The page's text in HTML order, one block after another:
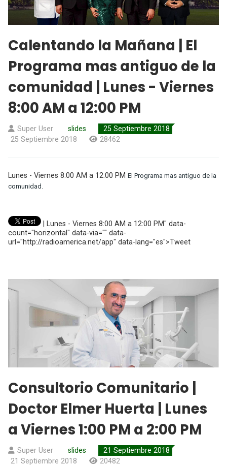
Calentando la Mañana | El
Programa mas antiguo de la
comunidad | Lunes - Viernes
8:00 AM a 12:00 PM
Super User slides
25 Septiembre 2018
25 Septiembre 2018
28462
Lunes - Viernes 8:00 AM a 12:00 PM El Programa mas antiguo de la
comunidad
| Lunes - Viernes 8:00 AM a 12:00 PM" data-
count="horizontal" data-via="" data-
url="http://radioamerica.net/app" data-lang="es">Tweet
Consultorio Comunitario |
Doctor Elmer Huerta | Lunes
a Viernes 1:00 PM a 2:00 PM
Super User slides
21 Septiembre 2018
21 Septiembre 2018
20482